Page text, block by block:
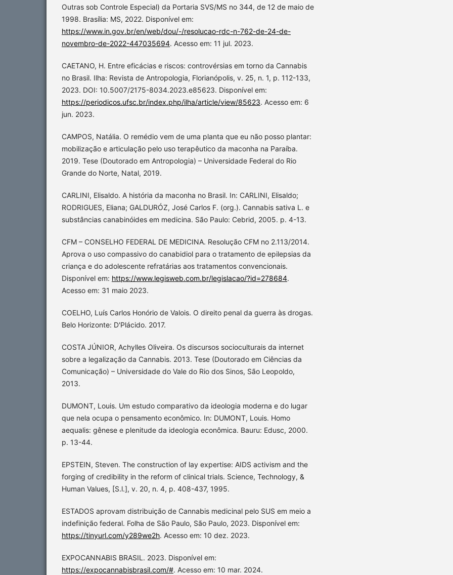
Outras sob Controle Especial) da Portaria SVS/MS no 344, de 12 de maio de
1998. Brasília: MS, 2022. Disponível em:
https://www.in.gov.br/en/web/dou/-/resolucao-rdc-n-762-de-24-de-
novembro-de-2022-447035694. Acesso em: 11 jul. 2023.
CAETANO, H. Entre eficácias e riscos: controvérsias em torno da Cannabis
no Brasil. Ilha: Revista de Antropologia, Florianópolis, v. 25, n. 1, p. 112-133,
2023. DOI: 10.5007/2175-8034.2023.e85623. Disponível em:
https://periodicos.ufsc.br/index.php/ilha/article/view/85623. Acesso em: 6
jun. 2023.
CAMPOS, Natália. O remédio vem de uma planta que eu não posso plantar:
mobilização e articulação pelo uso terapêutico da maconha na Paraíba.
2019. Tese (Doutorado em Antropologia) – Universidade Federal do Rio
Grande do Norte, Natal, 2019.
CARLINI, Elisaldo. A história da maconha no Brasil. In: CARLINI, Elisaldo;
RODRIGUES, Eliana; GALDURÓZ, José Carlos F. (org.). Cannabis sativa L. e
substâncias canabinóides em medicina. São Paulo: Cebrid, 2005. p. 4-13.
CFM – CONSELHO FEDERAL DE MEDICINA. Resolução CFM no 2.113/2014.
Aprova o uso compassivo do canabidiol para o tratamento de epilepsias da
criança e do adolescente refratárias aos tratamentos convencionais.
Disponível em: https://www.legisweb.com.br/legislacao/?id=278684.
Acesso em: 31 maio 2023.
COELHO, Luís Carlos Honório de Valois. O direito penal da guerra às drogas.
Belo Horizonte: D'Plácido. 2017.
COSTA JÚNIOR, Achylles Oliveira. Os discursos socioculturais da internet
sobre a legalização da Cannabis. 2013. Tese (Doutorado em Ciências da
Comunicação) – Universidade do Vale do Rio dos Sinos, São Leopoldo,
2013.
DUMONT, Louis. Um estudo comparativo da ideologia moderna e do lugar
que nela ocupa o pensamento econômico. In: DUMONT, Louis. Homo
aequalis: gênese e plenitude da ideologia econômica. Bauru: Edusc, 2000.
p. 13-44.
EPSTEIN, Steven. The construction of lay expertise: AIDS activism and the
forging of credibility in the reform of clinical trials. Science, Technology, &
Human Values, [S.l.], v. 20, n. 4, p. 408-437, 1995.
ESTADOS aprovam distribuição de Cannabis medicinal pelo SUS em meio a
indefinição federal. Folha de São Paulo, São Paulo, 2023. Disponível em:
https://tinyurl.com/y289we2h. Acesso em: 10 dez. 2023.
EXPOCANNABIS BRASIL. 2023. Disponível em:
https://expocannabisbrasil.com/#. Acesso em: 10 mar. 2024.